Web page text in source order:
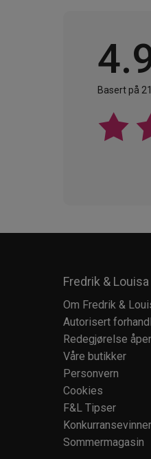
Basert på
Fredrik & Louisa
Om Fredrik &
Autorisert
Redegjørelse
Våre butikker
Personvern
Cookies
F&L Tipser
Sommermagasin